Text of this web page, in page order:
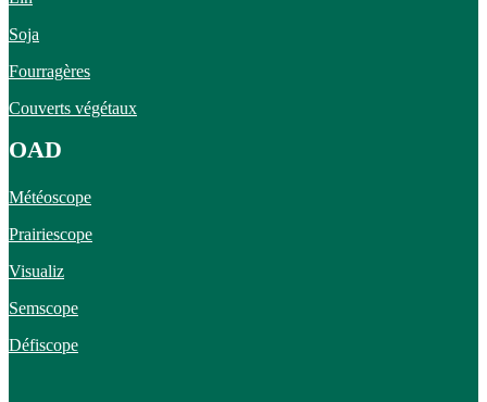
Soja
Fourragères
Couverts végétaux
OAD
Météoscope
Prairiescope
Visualiz
Semscope
Défiscope